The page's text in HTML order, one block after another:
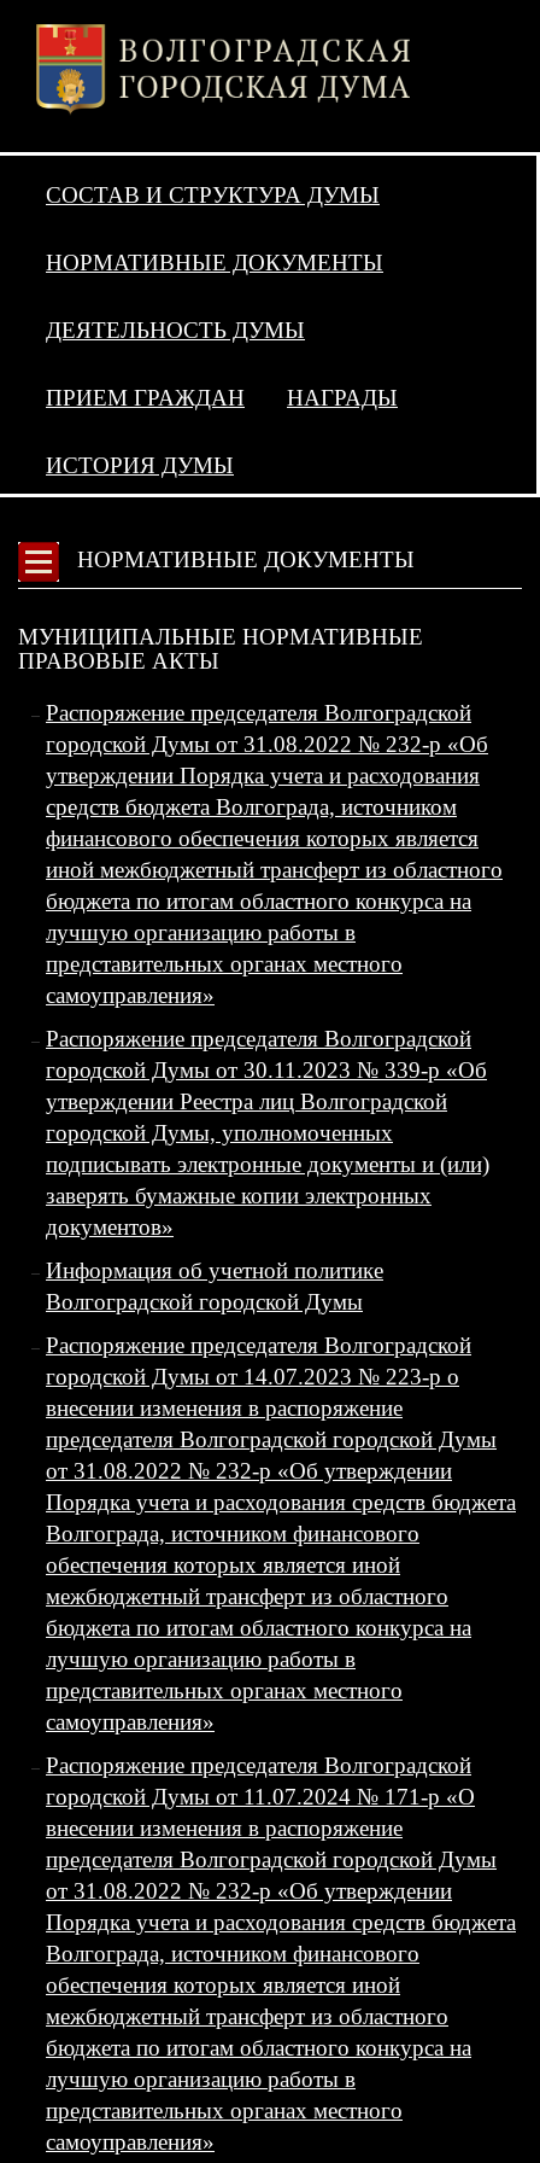
СОСТАВ И СТРУКТУРА ДУМЫ
НОРМАТИВНЫЕ ДОКУМЕНТЫ
ДЕЯТЕЛЬНОСТЬ ДУМЫ
ПРИЕМ ГРАЖДАН НАГРАДЫ
ИСТОРИЯ ДУМЫ
НОРМАТИВНЫЕ ДОКУМЕНТЫ
МУНИЦИПАЛЬНЫЕ НОРМАТИВНЫЕ
ПРАВОВЫЕ АКТЫ
Распоряжение председателя Волгоградской
городской Думы от 31.08.2022 № 232-р «Об
утверждении Порядка учета и расходования
средств бюджета Волгограда, источником
финансового обеспечения которых является
иной межбюджетный трансферт из областного
бюджета по итогам областного конкурса на
лучшую организацию работы в
представительных органах местного
самоуправления»
Распоряжение председателя Волгоградской
городской Думы от 30.11.2023 № 339-р «Об
утверждении Реестра лиц Волгоградской
городской Думы, уполномоченных
подписывать электронные документы и (или)
заверять бумажные копии электронных
документов»
Информация об учетной политике
Волгоградской городской Думы
Распоряжение председателя Волгоградской
городской Думы от 14.07.2023 № 223-р о
внесении изменения в распоряжение
председателя Волгоградской городской Думы
от 31.08.2022 № 232-р «Об утверждении
Порядка учета и расходования средств бюджета
Волгограда, источником финансового
обеспечения которых является иной
межбюджетный трансферт из областного
бюджета по итогам областного конкурса на
лучшую организацию работы в
представительных органах местного
самоуправления»
Распоряжение председателя Волгоградской
городской Думы от 11.07.2024 № 171-р «О
внесении изменения в распоряжение
председателя Волгоградской городской Думы
от 31.08.2022 № 232-р «Об утверждении
Порядка учета и расходования средств бюджета
Волгограда, источником финансового
обеспечения которых является иной
межбюджетный трансферт из областного
бюджета по итогам областного конкурса на
лучшую организацию работы в
представительных органах местного
самоуправления»